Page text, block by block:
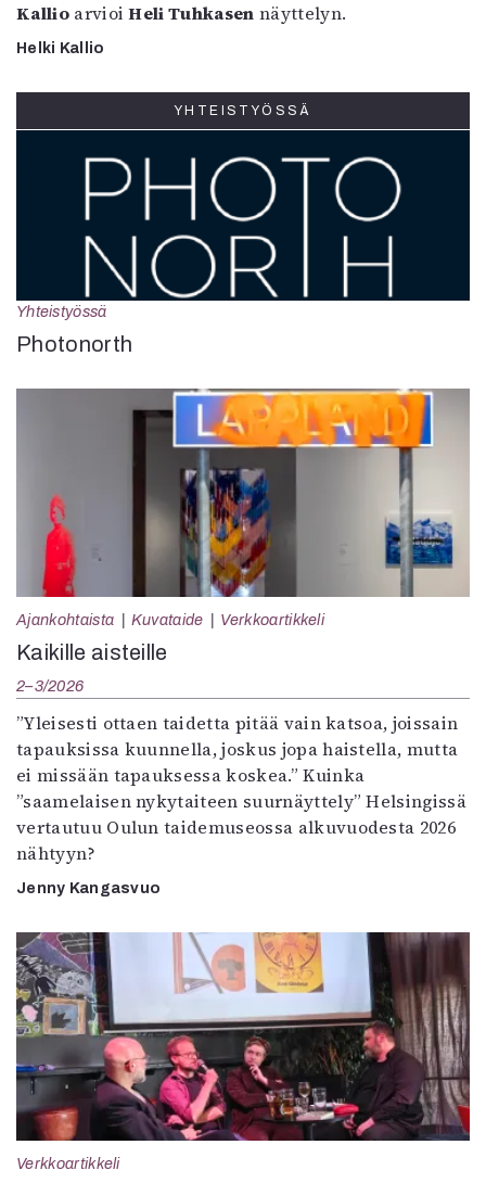
KallioarvioiHeli Tuhkasen näyttelyn.
Helki Kallio
YHTEISTYÖSSÄ
Yhteistyössä
Photonorth
Ajankohtaista Kuvataide Verkkoartikkeli
Kaikille aisteille
2–3/2026
”Yleisesti ottaen taidetta pitää vain katsoa, joissain
tapauksissa kuunnella, joskus jopa haistella, mutta
ei missään tapauksessa koskea.” Kuinka
”saamelaisen nykytaiteen suurnäyttely” Helsingissä
vertautuu Oulun taidemuseossa alkuvuodesta 2026
nähtyyn?
Jenny Kangasvuo
Verkkoartikkeli